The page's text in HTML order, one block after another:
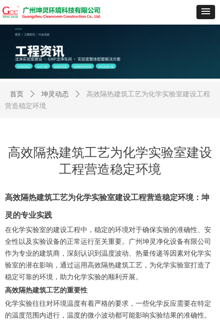
高效隔热建筑工艺为化学实验室建设
工程营造稳定环境
高效隔热建筑工艺为化学实验室建设工程营造稳定环境：坤
灵的专业实践
在化学实验室的建设工程中，稳定的环境对于确保实验的准确性、安
全性以及实验设备的正常运行至关重要。广州坤灵净化设备有限公司
作为专业的建筑商，深刻认识到温度波动、热量传递等因素对化学实
验室的潜在影响，通过运用高效隔热建筑工艺，为化学实验室打造了
稳定可靠的环境，助力化学实验的顺利开展。
高效隔热建筑工艺的重要性
化学实验往往对环境温度有着严格的要求，一些化学反应需要在特定
的温度范围内进行，温度的微小波动都可能影响实验结果的准确性。
首页 ꄲ 坤灵动态 ꄲ
高效隔热建筑工艺为化学实验室建设工程
营造稳定环境